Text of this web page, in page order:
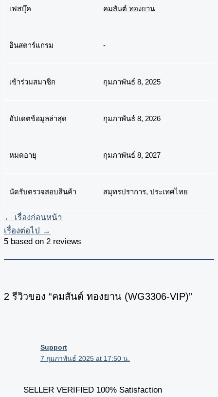
เฟสบุ๊ค คมสันต์ ทองยาน
อินสตาร์แกรม -
เข้าร่วมสมาชิก กุมภาพันธ์ 8, 2025
อัปเดตข้อมูลล่าสุด กุมภาพันธ์ 8, 2026
หมดอายุ กุมภาพันธ์ 8, 2027
นัดรับตรวจสอบสินค้า สมุทรปราการ, ประเทศไทย
← เรื่องก่อนหน้า
เรื่องต่อไป →
5 based on 2 reviews
2 รีวิวของ “คมสันต์ ทองยาน (WG3306-VIP)”
Support
7 กุมภาพันธ์ 2025 at 17:50 น.
SELLER VERIFIED 100% Satisfaction